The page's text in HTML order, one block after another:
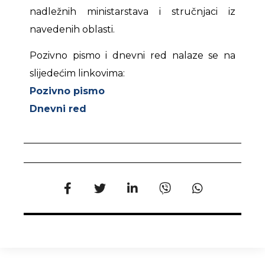
nadležnih ministarstava i stručnjaci iz
navedenih oblasti.
Pozivno pismo i dnevni red nalaze se na
slijedećim linkovima:
Pozivno pismo
Dnevni red